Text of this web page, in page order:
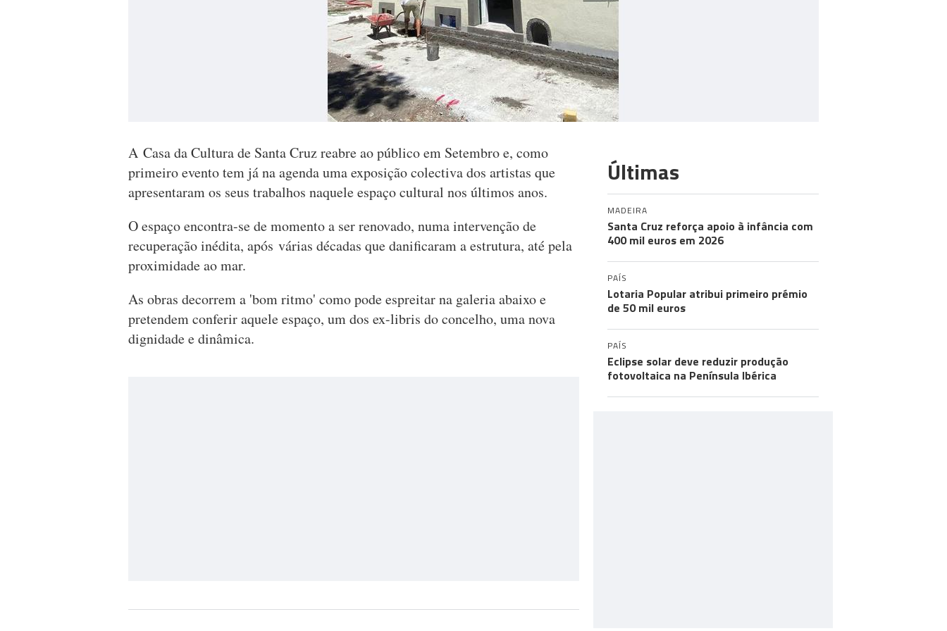
A Casa da Cultura de Santa Cruz reabre ao público em Setembro e, como
primeiro evento tem já na agenda uma exposição colectiva dos artistas que
apresentaram os seus trabalhos naquele espaço cultural nos últimos anos.
O espaço encontra-se de momento a ser renovado, numa intervenção de
recuperação inédita, após várias décadas que danificaram a estrutura, até pela
proximidade ao mar.
As obras decorrem a 'bom ritmo' como pode espreitar na galeria abaixo e
pretendem conferir aquele espaço, um dos ex-libris do concelho, uma nova
dignidade e dinâmica.
Últimas
MADEIRA
Santa Cruz reforça apoio à infância com
400 mil euros em 2026
PAÍS
Lotaria Popular atribui primeiro prémio
de 50 mil euros
PAÍS
Eclipse solar deve reduzir produção
fotovoltaica na Península Ibérica